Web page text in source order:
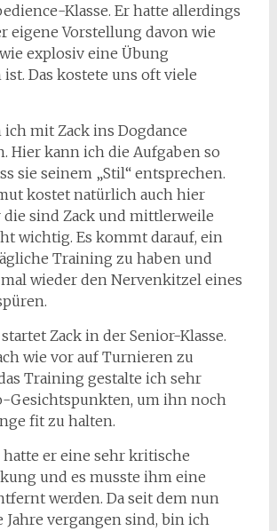
Klasse. Er hatte allerdings
eigene Vorstellung davon wie
explosiv eine Übung
Das kostete uns oft viele
ich mit Zack ins Dogdance
Hier kann ich die Aufgaben so
sie seinem „Stil“ entsprechen.
kostet natürlich auch hier
die sind Zack und mittlerweile
wichtig. Es kommt darauf, ein
Training zu haben und
wieder den Nervenkitzel eines
Zack in der Senior-Klasse.
wie vor auf Turnieren zu
Training gestalte ich sehr
Gesichtspunkten, um ihn noch
fit zu halten.
er eine sehr kritische
und es musste ihm eine
werden. Da seit dem nun
Jahre vergangen sind, bin ich